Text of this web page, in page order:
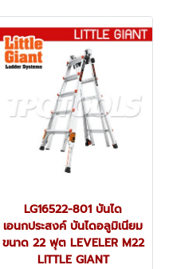
LG16522-801 บันได
เอนกประสงค์ บันไดอลูมิเนียม
ขนาด 22 ฟุต LEVELER M22
LITTLE GIANT